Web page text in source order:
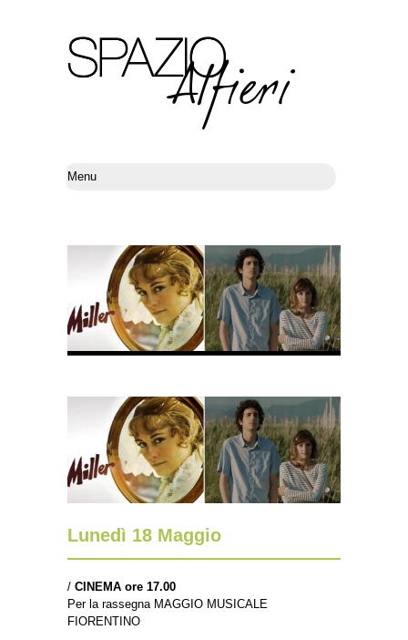
Lunedì 18 Maggio
/ CINEMA ore 17.00
Per la rassegna MAGGIO MUSICALE
FIORENTINO